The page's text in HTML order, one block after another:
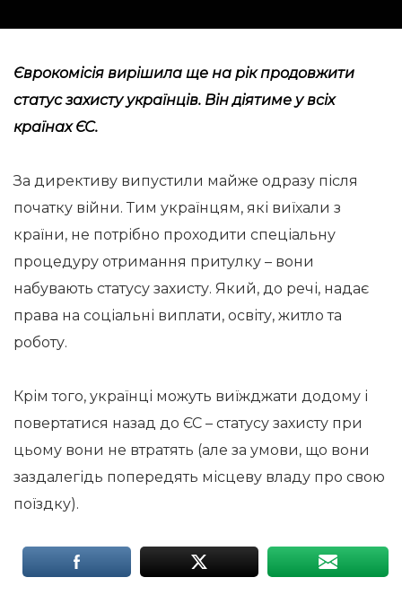
Єврокомісія вирішила ще на рік продовжити
статус захисту українців. Він діятиме у всіх
країнах ЄС.
За директиву випустили майже одразу після
початку війни. Тим українцям, які виїхали з
країни, не потрібно проходити спеціальну
процедуру отримання притулку – вони
набувають статусу захисту. Який, до речі, надає
права на соціальні виплати, освіту, житло та
роботу.
Крім того, українці можуть виїжджати додому і
повертатися назад до ЄС – статусу захисту при
цьому вони не втратять (але за умови, що вони
заздалегідь попередять місцеву владу про свою
поїздку).